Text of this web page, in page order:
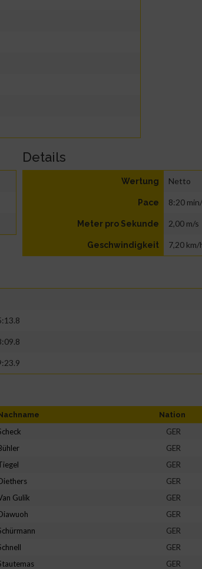
Details
Wertung Netto
Pace 8:20
Meter pro Sekunde 2,00 m/s
Geschwindigkeit 7,20 km/
Nation
GER
GER
GER
GER
Gulik GER
GER
GER
GER
GER